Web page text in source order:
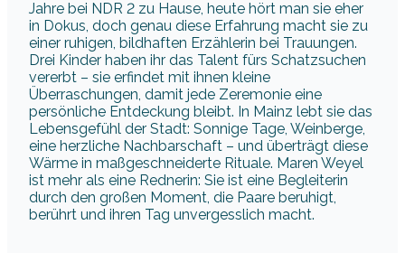
persönliche Entdeckung bleibt. In Mainz lebt sie das
Lebensgefühl der Stadt: Sonnige Tage, Weinberge,
eine herzliche Nachbarschaft – und überträgt diese
Wärme in maßgeschneiderte Rituale. Maren Weyel
ist mehr als eine Rednerin: Sie ist eine Begleiterin
durch den großen Moment, die Paare beruhigt,
berührt und ihren Tag unvergesslich macht.
Liebe Maren, die Sache ist ganz einfach:
Du hast deinen Job echt gut gemacht!
Aber zurück zum Anfang: Nach einer
kleinen Internetrecherche vor gut einem
Jahr hatten wir drei TraurednerInnen